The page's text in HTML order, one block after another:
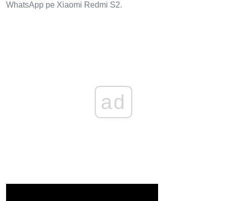
WhatsApp pe Xiaomi Redmi S2.
ad